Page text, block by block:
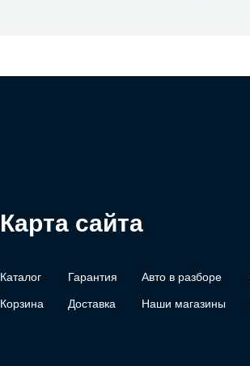
Карта сайта
Каталог Гарантия Авто в разборе
Корзина Доставка Наши магазины